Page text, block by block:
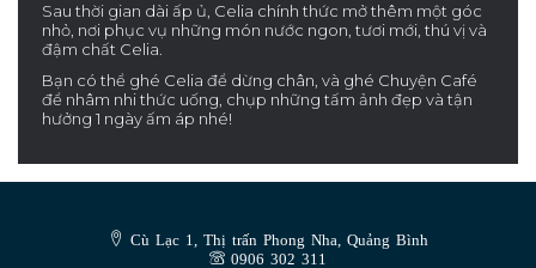
Sau thời gian dài ấp ủ, Celia chính thức mở thêm một góc
nhỏ, nơi phục vụ những món nước ngon, tươi mới, thú vị và
đậm chất Celia.
Bạn có thể ghé Celia để dừng chân, và ghé Chuyện Café
để nhâm nhi thức uống, chụp những tấm ảnh đẹp và tận
hưởng 1 ngày ấm áp nhé!
Cù Lạc 1, Thị trấn Phong Nha, Quảng Bình
0906 302 311